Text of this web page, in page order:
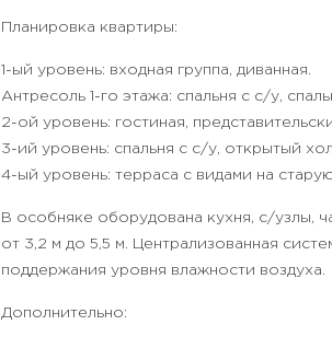
Планировка квартиры:
1-ый уровень: входная группа, диванная.
Антресоль 1-го этажа: спальня с с/у,
2-ой уровень: гостиная,
3-ий уровень: спальня с с/у, открытый
4-ый уровень: терраса с видами на
В особняке оборудована кухня, с/узлы,
от 3,2 м до 5,5 м. Централизованная
поддержания уровня влажности воздуха.
Дополнительно: